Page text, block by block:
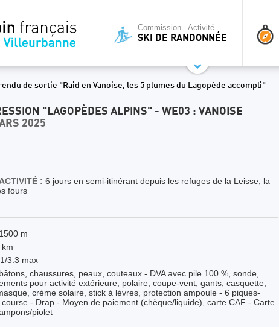
Commission - Activité
SKI DE RANDONNÉE
de sortie "Raid en Vanoise, les 5 plumes du Lagopède accompli"
"LAGOPÈDES ALPINS" - WE03 : VANOISE
2025
: 6 jours en semi-itinérant depuis les refuges de la Leisse, la
fours
m
3.3 max
chaussures, peaux, couteaux - DVA avec pile 100 %, sonde,
pour activité extérieure, polaire, coupe-vent, gants, casquette,
crème solaire, stick à lèvres, protection ampoule - 6 piques-
- Drap - Moyen de paiement (chèque/liquide), carte CAF - Carte
piolet